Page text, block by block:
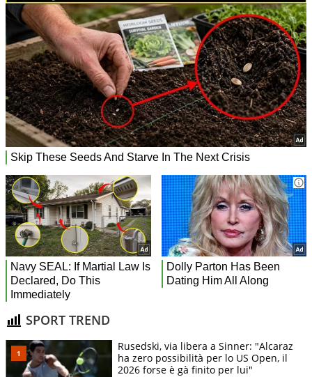
SPORT TREND
Rusedski, via libera a Sinner: "Alcaraz
ha zero possibilità per lo US Open, il
2026 forse è gà finito per lui"